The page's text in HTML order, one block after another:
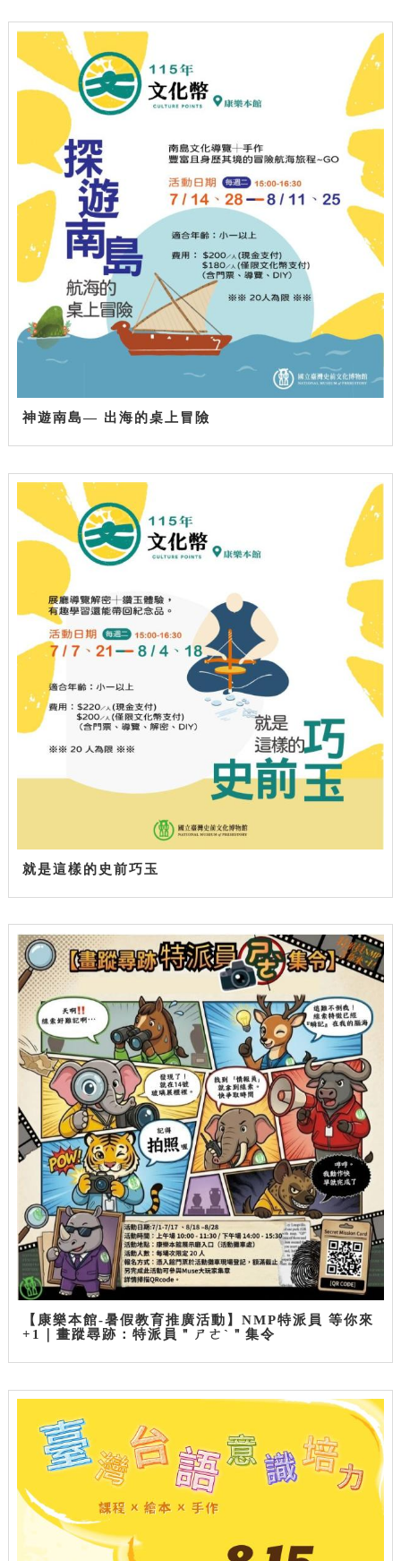
神遊南島— 出海的桌上冒險
就是這樣的史前巧玉
【康樂本館-暑假教育推廣活動】NMP特派員 等你來
+1｜畫蹤尋跡：特派員＂ㄕㄜˋ＂集令